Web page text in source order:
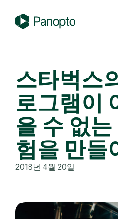
p
o
스타벅스
로그램이
을 수 없
험을 만들
2018년 4월 20일